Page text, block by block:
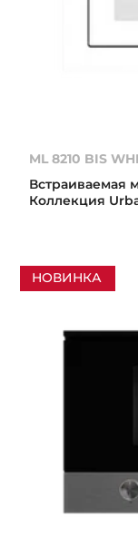
ML 8210 BIS
Встраиваемая
Коллекция
НОВИНКА